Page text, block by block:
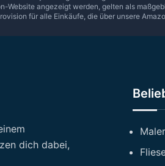
angezeigt werden, gelten als
für alle Einkäufe, die über unsere
dich dabei,
Maler